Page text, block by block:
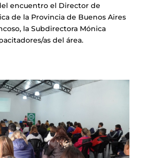
encuentro el Director de
de la Provincia de Buenos Aires
la Subdirectora Mónica
as del área.